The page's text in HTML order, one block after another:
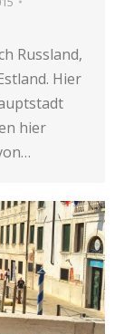
Russland,
Hier
hier